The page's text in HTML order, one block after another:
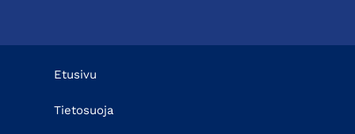
Etusivu
Tietosuoja